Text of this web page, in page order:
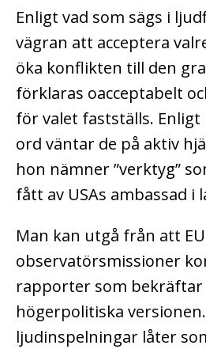
Enligt vad som sägs i
vägran att acceptera
öka konflikten till den
förklaras oacceptabelt
för valet fastställs. Enligt
ord väntar de på aktiv
hon nämner ”verktyg”
fått av USAs ambassad i
Man kan utgå från att
observatörsmissioner
rapporter som bekräftar
högerpolitiska
ljudinspelningar låter